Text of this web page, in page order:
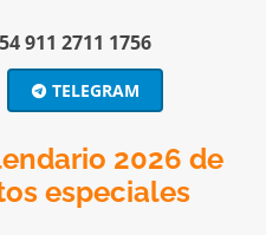
911 2711 1756
TELEGRAM
2026 de
especiales